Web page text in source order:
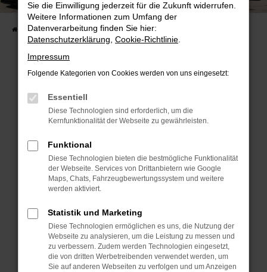
VW, VW Nutzfahrzeuge, Audi & Skoda
Startseite Fahrzeuge Fahrzeugsuche
Beim Laden ist ein Fehler aufgetreten.
Hier sind ein paar Tipps, die dir helfen können:
Überprüfe deine Firewall und deine
Internetverbindung.
Laden andere Webseiten, zum Beispiel deine
Suchmaschine?
Manche Erweiterungen, wie Werbeblocker,
können das Laden bestimmter Seiten
verhindern. Funktioniert die Seite in einem
anderen Browser oder in einem privaten
Fenster?
Sie die Einwilligung jederzeit für die Zukunft widerrufen.
Weitere Informationen zum Umfang der
Datenverarbeitung finden Sie hier:
Datenschutzerklärung Cookie-Richtlinie
Impressum
Folgende Kategorien von Cookies werden von uns eingesetzt:
Essentiell
Diese Technologien sind erforderlich, um die
Kernfunktionalität der Webseite zu gewährleisten.
Funktional
Diese Technologien bieten die bestmögliche Funktionalität
der Webseite. Services von Drittanbietern wie Google
Maps, Chats, Fahrzeugbewertungssystem und weitere
werden aktiviert.
Statistik und Marketing
Diese Technologien ermöglichen es uns, die Nutzung der
Webseite zu analysieren, um die Leistung zu messen und
zu verbessern. Zudem werden Technologien eingesetzt,
die von dritten Werbetreibenden verwendet werden, um
Sie auf anderen Webseiten zu verfolgen und um Anzeigen